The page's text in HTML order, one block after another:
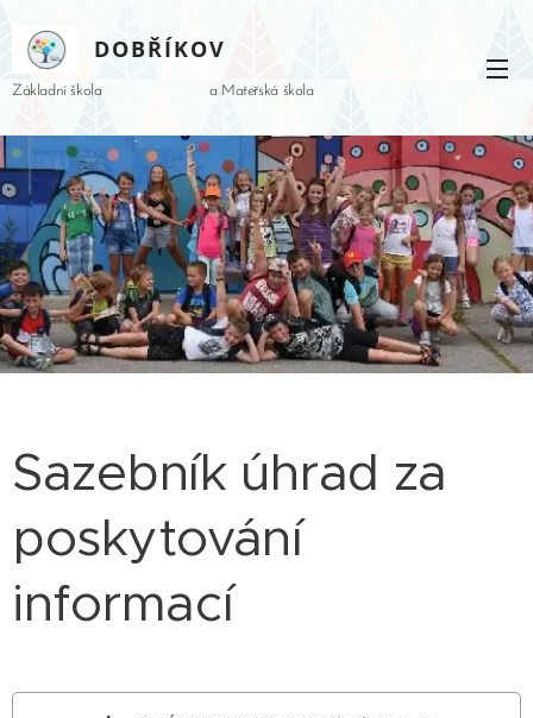
DOBŘÍKOV
Základní škola a Mateřská škola
Sazebník úhrad za
poskytování
informací